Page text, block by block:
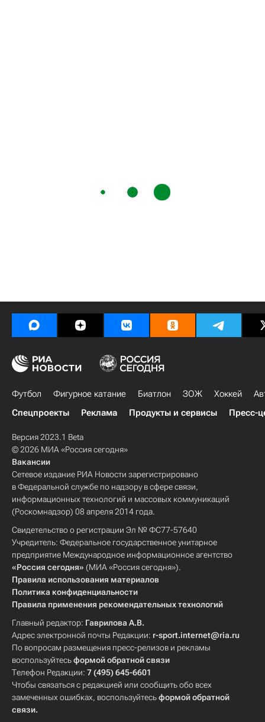
Футбол Фигурное катание Биатлон ЗОЖ Хоккей
Спецпроекты
Реклама Продукты и сервисы Пресс-
Версия 2023.1 Beta
© 2026 МИА «Россия сегодня»
Вакансии
Сетевое издание РИА Новости зарегистрировано
в Федеральной службе по надзору в сфере связи,
информационных технологий и массовых коммуникаций
(Роскомнадзор) 08 апреля 2014 года.
Свидетельство о регистрации Эл № ФС77-57640
Учредитель: Федеральное государственное унитарное
предприятие Международное информационное агентство
«Россия сегодня» (МИА «Россия сегодня»).
Правила использования материалов
Политика конфиденциальности
Правила применения рекомендательных технологий
Главный редактор: Гаврилова А.В.
Адрес электронной почты Редакции: r-sport.internet@ria.ru
По вопросам размещения пресс-релизов и рекламы
воспользуйтесьформой обратной связи
Телефон Редакции: 7 (495) 645-6601
Чтобы связаться с редакцией или сообщить обо всех
замеченных ошибках, воспользуйтесьформой обратной
связи.